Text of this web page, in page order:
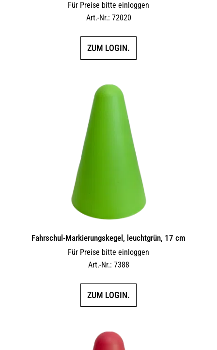
Für Preise bitte einloggen
Art.-Nr.: 72020
ZUM LOGIN.
Fahrschul-Markierungskegel, leuchtgrün, 17 cm
Für Preise bitte einloggen
Art.-Nr.: 7388
ZUM LOGIN.